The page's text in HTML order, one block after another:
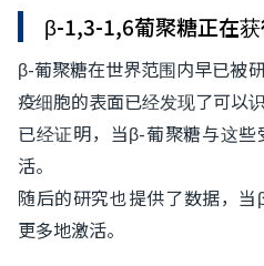
β-1,3-1,6葡聚糖正在
β-葡聚糖在世界范围内早已被
疫细胞的表面已经发现了可以
已经证明，当β-葡聚糖与这
活。
随后的研究也提供了数据，
更多地激活。